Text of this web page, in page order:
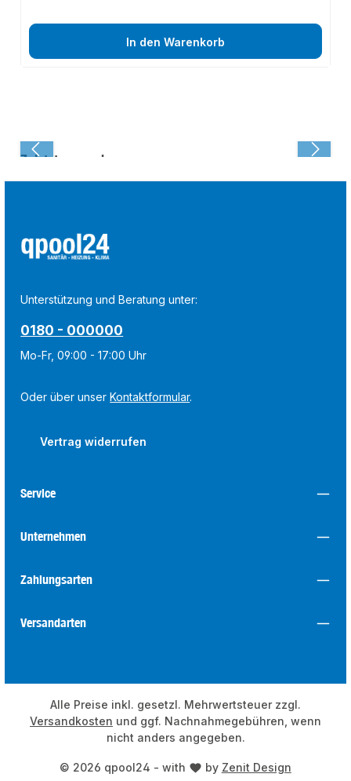
In den Warenkorb
Zuletzt angesehen:
Unterstützung und Beratung unter:
0180 - 000000
Mo-Fr, 09:00 - 17:00 Uhr
Oder über unserKontaktformular.
Vertrag widerrufen
Service
Unternehmen
Zahlungsarten
Versandarten
© 2026 qpool24 - with by Zenit Design
Alle Preise inkl. gesetzl. Mehrwertsteuer zzgl.
Versandkosten und ggf. Nachnahmegebühren, wenn
nicht anders angegeben.